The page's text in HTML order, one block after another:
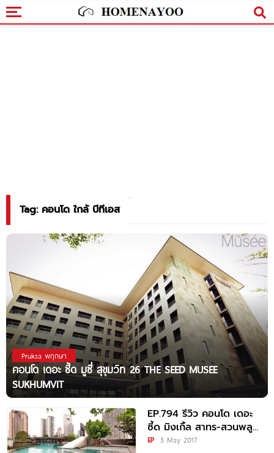
Tag: คอนโด ใกล้ บีทีเอส
Pruksa พฤกษา
คอนโด เดอะ ซี้ด มูซี่ สุขุมวิท 26 THE SEED MUSEE
SUKHUMVIT
EP.794 รีวิว คอนโด เดอะ
ซี้ด มิงเกิ้ล สาทร-สวนพลู
The Seed Mingle
EP 3 May 2017